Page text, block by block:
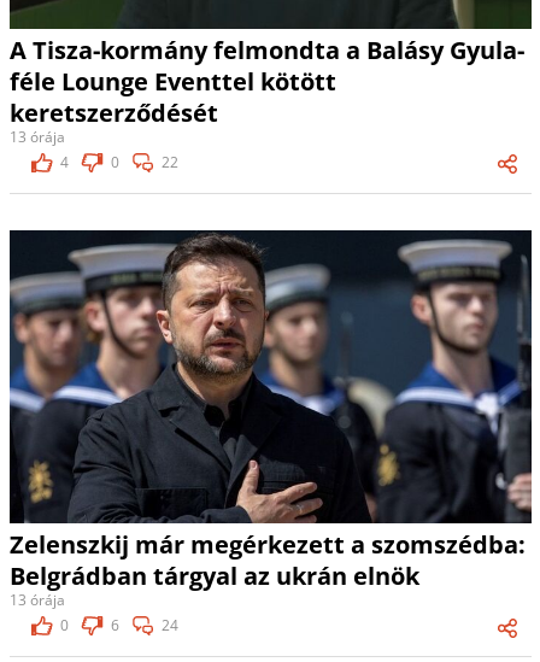
A Tisza-kormány felmondta a Balásy Gyula-
féle Lounge Eventtel kötött
keretszerződését
13 órája
4
0 22
Zelenszkij már megérkezett a szomszédba:
Belgrádban tárgyal az ukrán elnök
13 órája
0
6 24